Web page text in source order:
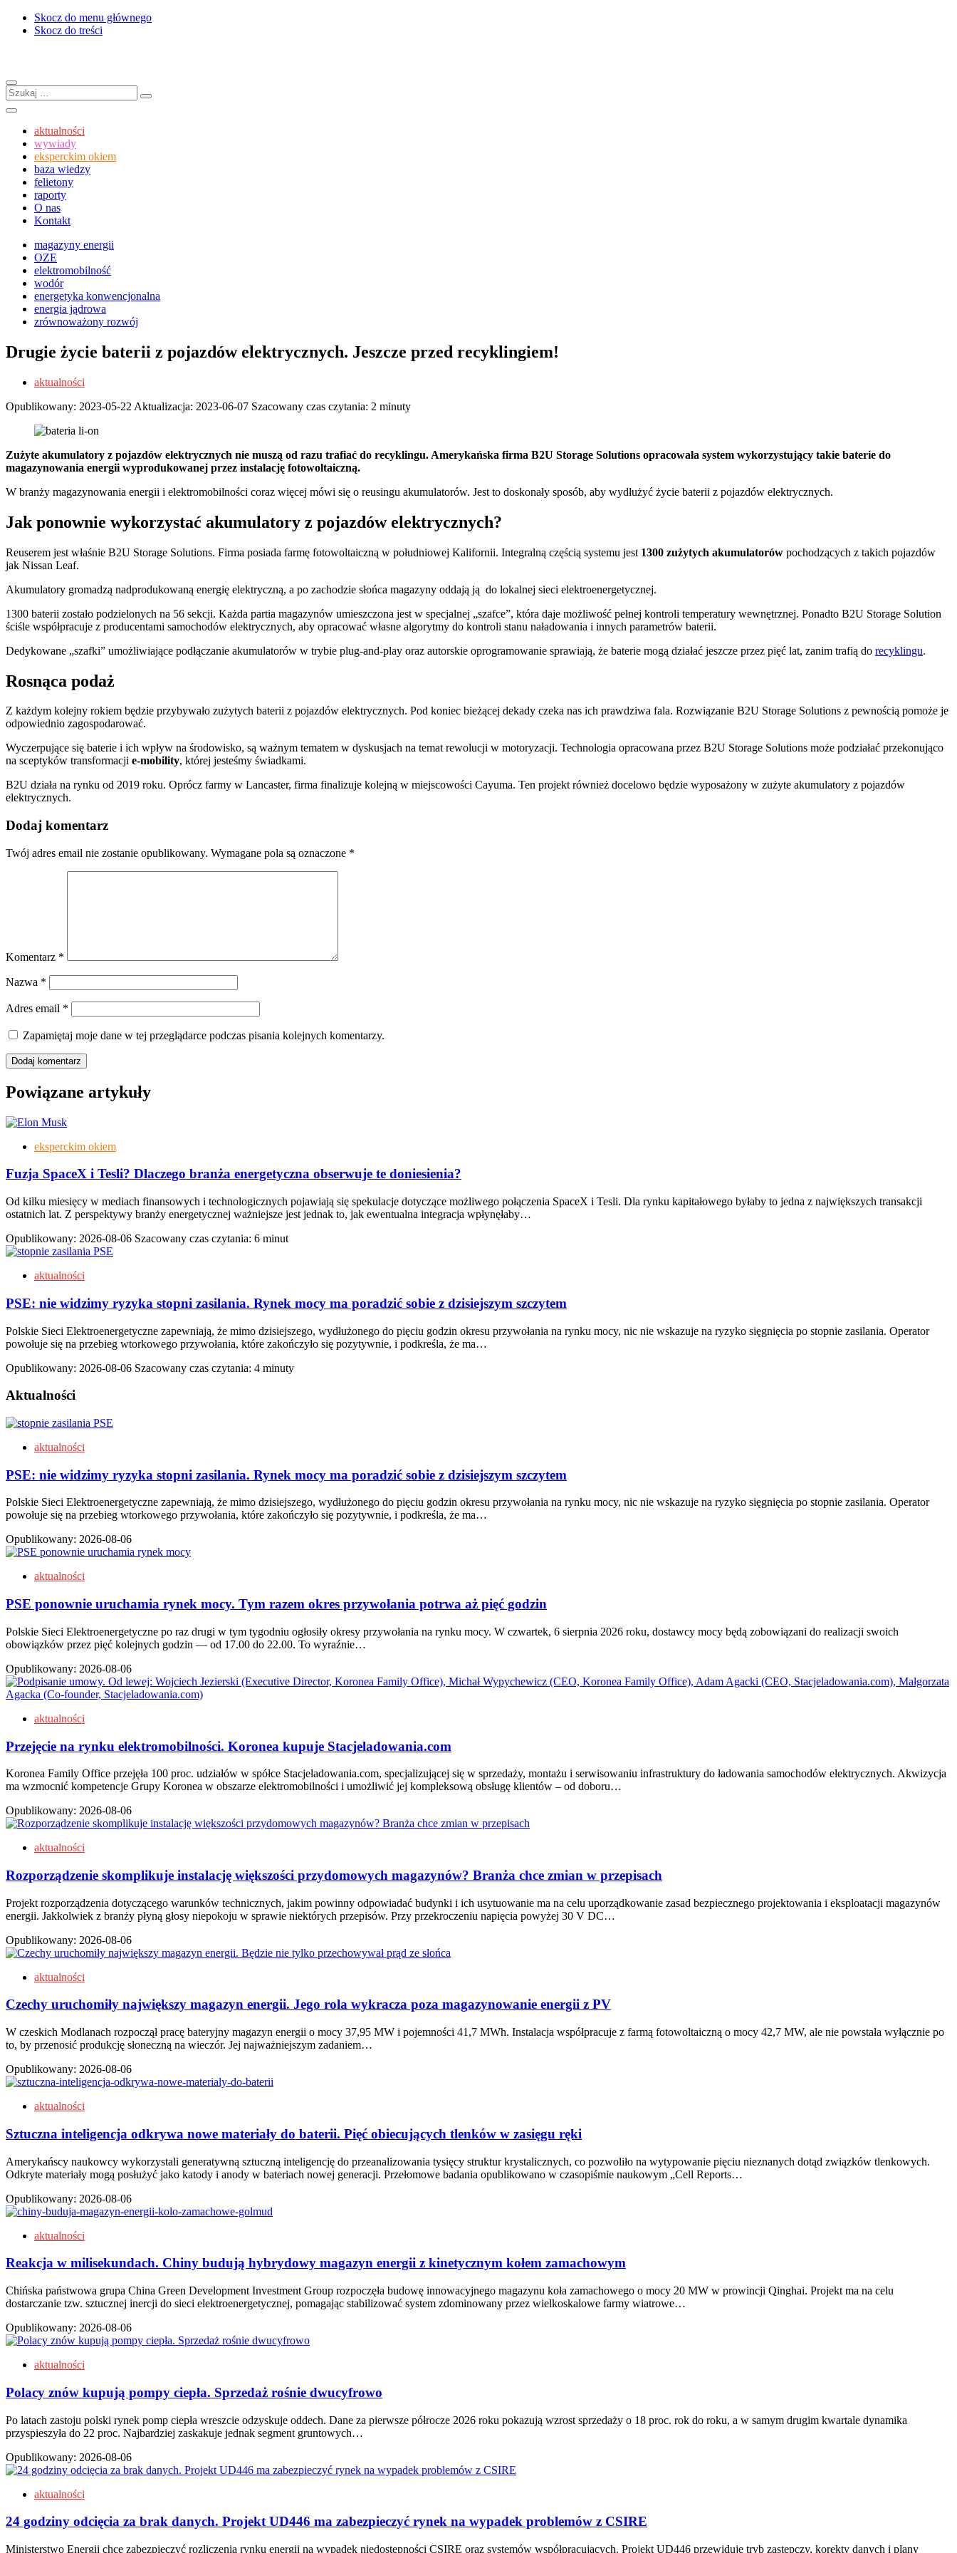
Skocz do menu głównego
Skocz do treści
Menu
Szukaj:
Szukaj
Szukaj
aktualności
wywiady
eksperckim okiem
baza wiedzy
felietony
raporty
O nas
Kontakt
magazyny energii
OZE
elektromobilność
wodór
energetyka konwencjonalna
energia jądrowa
zrównoważony rozwój
Drugie życie baterii z pojazdów elektrycznych. Jeszcze przed recyklingiem!
aktualności
Opublikowany: 2023-05-22 Aktualizacja: 2023-06-07 Szacowany czas czytania: 2 minuty
Zużyte akumulatory z pojazdów elektrycznych nie muszą od razu trafiać do recyklingu. Amerykańska firma B2U Storage Solutions opracowała system wykorzystujący takie baterie do
magazynowania energii wyprodukowanej przez instalację fotowoltaiczną.
W branży magazynowania energii i elektromobilności coraz więcej mówi się o reusingu akumulatorów. Jest to doskonały sposób, aby wydłużyć życie baterii z pojazdów elektrycznych.
Jak ponownie wykorzystać akumulatory z pojazdów elektrycznych?
Reuserem jest właśnie B2U Storage Solutions. Firma posiada farmę fotowoltaiczną w południowej Kalifornii. Integralną częścią systemu jest 1300 zużytych akumulatorów pochodzących z takich pojazdów
jak Nissan Leaf.
Akumulatory gromadzą nadprodukowaną energię elektryczną, a po zachodzie słońca magazyny oddają ją do lokalnej sieci elektroenergetycznej.
1300 baterii zostało podzielonych na 56 sekcji. Każda partia magazynów umieszczona jest w specjalnej „szafce”, która daje możliwość pełnej kontroli temperatury wewnętrznej. Ponadto B2U Storage Solution
ściśle współpracuje z producentami samochodów elektrycznych, aby opracować własne algorytmy do kontroli stanu naładowania i innych parametrów baterii.
Dedykowane „szafki” umożliwiające podłączanie akumulatorów w trybie plug-and-play oraz autorskie oprogramowanie sprawiają, że baterie mogą działać jeszcze przez pięć lat, zanim trafią do recyklingu.
Rosnąca podaż
Z każdym kolejny rokiem będzie przybywało zużytych baterii z pojazdów elektrycznych. Pod koniec bieżącej dekady czeka nas ich prawdziwa fala. Rozwiązanie B2U Storage Solutions z pewnością pomoże je
odpowiednio zagospodarować.
Wyczerpujące się baterie i ich wpływ na środowisko, są ważnym tematem w dyskusjach na temat rewolucji w motoryzacji. Technologia opracowana przez B2U Storage Solutions może podziałać przekonująco
na sceptyków transformacji e-mobility, której jesteśmy świadkami.
B2U działa na rynku od 2019 roku. Oprócz farmy w Lancaster, firma finalizuje kolejną w miejscowości Cayuma. Ten projekt również docelowo będzie wyposażony w zużyte akumulatory z pojazdów
elektrycznych.
Dodaj komentarz
Twój adres email nie zostanie opublikowany. Wymagane pola są oznaczone *
Komentarz *
Nazwa *
Adres email *
Zapamiętaj moje dane w tej przeglądarce podczas pisania kolejnych komentarzy.
Powiązane artykuły
eksperckim okiem
Fuzja SpaceX i Tesli? Dlaczego branża energetyczna obserwuje te doniesienia?
Od kilku miesięcy w mediach finansowych i technologicznych pojawiają się spekulacje dotyczące możliwego połączenia SpaceX i Tesli. Dla rynku kapitałowego byłaby to jedna z największych transakcji
ostatnich lat. Z perspektywy branży energetycznej ważniejsze jest jednak to, jak ewentualna integracja wpłynęłaby…
Opublikowany: 2026-08-06 Szacowany czas czytania: 6 minut
aktualności
PSE: nie widzimy ryzyka stopni zasilania. Rynek mocy ma poradzić sobie z dzisiejszym szczytem
Polskie Sieci Elektroenergetyczne zapewniają, że mimo dzisiejszego, wydłużonego do pięciu godzin okresu przywołania na rynku mocy, nic nie wskazuje na ryzyko sięgnięcia po stopnie zasilania. Operator
powołuje się na przebieg wtorkowego przywołania, które zakończyło się pozytywnie, i podkreśla, że ma…
Opublikowany: 2026-08-06 Szacowany czas czytania: 4 minuty
Aktualności
aktualności
PSE: nie widzimy ryzyka stopni zasilania. Rynek mocy ma poradzić sobie z dzisiejszym szczytem
Polskie Sieci Elektroenergetyczne zapewniają, że mimo dzisiejszego, wydłużonego do pięciu godzin okresu przywołania na rynku mocy, nic nie wskazuje na ryzyko sięgnięcia po stopnie zasilania. Operator
powołuje się na przebieg wtorkowego przywołania, które zakończyło się pozytywnie, i podkreśla, że ma…
Opublikowany: 2026-08-06
aktualności
PSE ponownie uruchamia rynek mocy. Tym razem okres przywołania potrwa aż pięć godzin
Polskie Sieci Elektroenergetyczne po raz drugi w tym tygodniu ogłosiły okresy przywołania na rynku mocy. W czwartek, 6 sierpnia 2026 roku, dostawcy mocy będą zobowiązani do realizacji swoich
obowiązków przez pięć kolejnych godzin — od 17.00 do 22.00. To wyraźnie…
Opublikowany: 2026-08-06
aktualności
Przejęcie na rynku elektromobilności. Koronea kupuje Stacjeladowania.com
Koronea Family Office przejęła 100 proc. udziałów w spółce Stacjeladowania.com, specjalizującej się w sprzedaży, montażu i serwisowaniu infrastruktury do ładowania samochodów elektrycznych. Akwizycja
ma wzmocnić kompetencje Grupy Koronea w obszarze elektromobilności i umożliwić jej kompleksową obsługę klientów – od doboru…
Opublikowany: 2026-08-06
aktualności
Rozporządzenie skomplikuje instalację większości przydomowych magazynów? Branża chce zmian w przepisach
Projekt rozporządzenia dotyczącego warunków technicznych, jakim powinny odpowiadać budynki i ich usytuowanie ma na celu uporządkowanie zasad bezpiecznego projektowania i eksploatacji magazynów
energii. Jakkolwiek z branży płyną głosy niepokoju w sprawie niektórych przepisów. Przy przekroczeniu napięcia powyżej 30 V DC…
Opublikowany: 2026-08-06
aktualności
Czechy uruchomiły największy magazyn energii. Jego rola wykracza poza magazynowanie energii z PV
W czeskich Modlanach rozpoczął pracę bateryjny magazyn energii o mocy 37,95 MW i pojemności 41,7 MWh. Instalacja współpracuje z farmą fotowoltaiczną o mocy 42,7 MW, ale nie powstała wyłącznie po
to, by przenosić produkcję słoneczną na wieczór. Jej najważniejszym zadaniem…
Opublikowany: 2026-08-06
aktualności
Sztuczna inteligencja odkrywa nowe materiały do baterii. Pięć obiecujących tlenków w zasięgu ręki
Amerykańscy naukowcy wykorzystali generatywną sztuczną inteligencję do przeanalizowania tysięcy struktur krystalicznych, co pozwoliło na wytypowanie pięciu nieznanych dotąd związków tlenkowych.
Odkryte materiały mogą posłużyć jako katody i anody w bateriach nowej generacji. Przełomowe badania opublikowano w czasopiśmie naukowym „Cell Reports…
Opublikowany: 2026-08-06
aktualności
Reakcja w milisekundach. Chiny budują hybrydowy magazyn energii z kinetycznym kołem zamachowym
Chińska państwowa grupa China Green Development Investment Group rozpoczęła budowę innowacyjnego magazynu koła zamachowego o mocy 20 MW w prowincji Qinghai. Projekt ma na celu
dostarczanie tzw. sztucznej inercji do sieci elektroenergetycznej, pomagając stabilizować system zdominowany przez wielkoskalowe farmy wiatrowe…
Opublikowany: 2026-08-06
aktualności
Polacy znów kupują pompy ciepła. Sprzedaż rośnie dwucyfrowo
Po latach zastoju polski rynek pomp ciepła wreszcie odzyskuje oddech. Dane za pierwsze półrocze 2026 roku pokazują wzrost sprzedaży o 18 proc. rok do roku, a w samym drugim kwartale dynamika
przyspieszyła do 22 proc. Najbardziej zaskakuje jednak segment gruntowych…
Opublikowany: 2026-08-06
aktualności
24 godziny odcięcia za brak danych. Projekt UD446 ma zabezpieczyć rynek na wypadek problemów z CSIRE
Ministerstwo Energii chce zabezpieczyć rozliczenia rynku energii na wypadek niedostępności CSIRE oraz systemów współpracujących. Projekt UD446 przewiduje tryb zastępczy, korekty danych i plany